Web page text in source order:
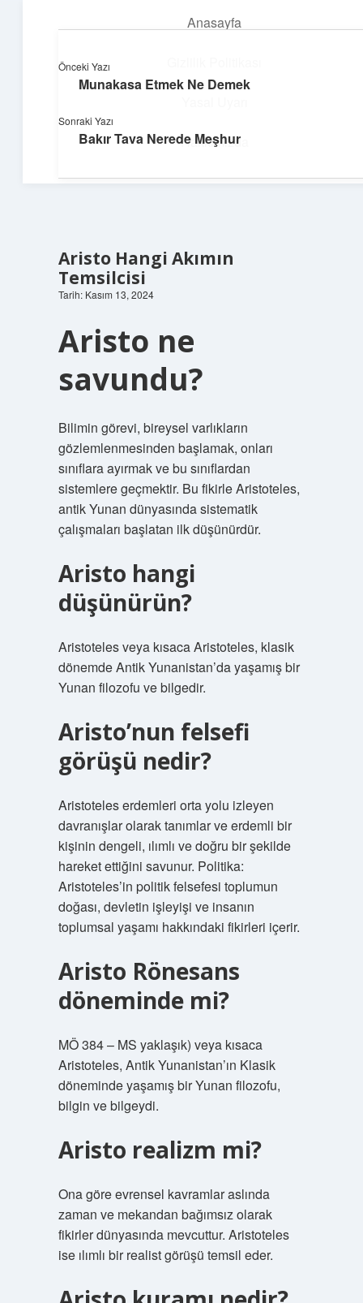
Anasayfa
Hakkımızda
Aristo Hangi Akımın
Temsilcisi
Tarih: Kasım 13, 2024
Aristo ne
savundu?
Bilimin görevi, bireysel varlıkların
gözlemlenmesinden başlamak, onları
sınıflara ayırmak ve bu sınıflardan
sistemlere geçmektir. Bu fikirle Aristoteles,
antik Yunan dünyasında sistematik
çalışmaları başlatan ilk düşünürdür.
Aristo hangi
düşünürün?
Aristoteles veya kısaca Aristoteles, klasik
dönemde Antik Yunanistan’da yaşamış bir
Yunan filozofu ve bilgedir.
Aristo’nun felsefi
görüşü nedir?
Aristoteles erdemleri orta yolu izleyen
davranışlar olarak tanımlar ve erdemli bir
kişinin dengeli, ılımlı ve doğru bir şekilde
hareket ettiğini savunur. Politika:
Aristoteles’in politik felsefesi toplumun
doğası, devletin işleyişi ve insanın
toplumsal yaşamı hakkındaki fikirleri içerir.
Aristo Rönesans
döneminde mi?
MÖ 384 – MS yaklaşık) veya kısaca
Aristoteles, Antik Yunanistan’ın Klasik
döneminde yaşamış bir Yunan filozofu,
bilgin ve bilgeydi.
Aristo realizm mi?
Ona göre evrensel kavramlar aslında
zaman ve mekandan bağımsız olarak
fikirler dünyasında mevcuttur. Aristoteles
ise ılımlı bir realist görüşü temsil eder.
Önceki Yazı
Munakasa Etmek Ne Demek
Sonraki Yazı
Bakır Tava Nerede Meşhur